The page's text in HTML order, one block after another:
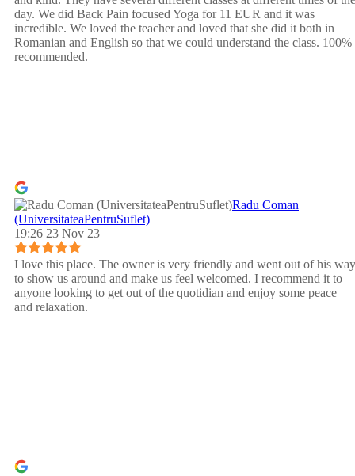
day. We did Back Pain focused Yoga for 11 EUR and it was
incredible. We loved the teacher and loved that she did it both in
Romanian and English so that we could understand the class. 100%
recommended.
Radu Coman
(UniversitateaPentruSuflet)
19:26 23 Nov 23
I love this place. The owner is very friendly and went out of his way
to show us around and make us feel welcomed. I recommend it to
anyone looking to get out of the quotidian and enjoy some peace
and relaxation.